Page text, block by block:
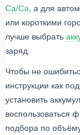
Ca/Ca , а для
или короткими
лучше выбрать
заряд.
Чтобы не
инструкции как
установить
воспользоваться
подбора по объёму